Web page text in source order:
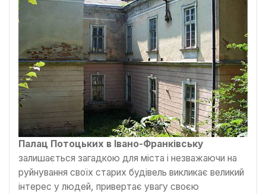
Палац Потоцьких в Івано-Франківську
залишається загадкою для міста і незважаючи на
руйнування своїх старих будівель викликає великий
інтерес у людей, привертає увагу своєю